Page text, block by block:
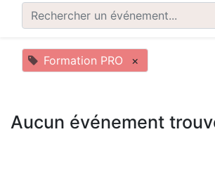
Formation PRO ×
Aucun événement